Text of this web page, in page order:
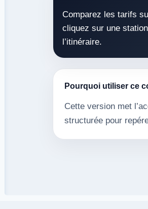
Comparez les tarifs
cliquez sur une
l’itinéraire.
Pourquoi utiliser ce
Cette version met
structurée pour